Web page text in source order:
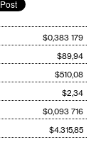
$0,383 179
$89,94
$510,08
$2,34
$0,093 716
$4.315,85